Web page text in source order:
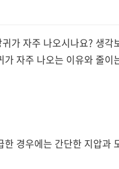
가 자주 나오시나요? 생각
자주 나오는 이유와 줄
경우에는 간단한 지압과